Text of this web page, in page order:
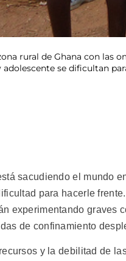
rural de Ghana con las
se dificultan
sacudiendo el mundo
para hacerle
experimentando graves
de confinamiento
y la debilitad de